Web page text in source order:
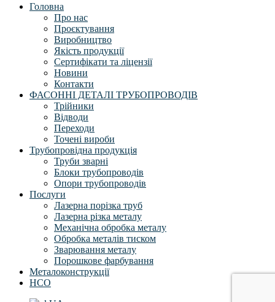
Головна
Про нас
Проєктування
Виробництво
Якість продукції
Сертифікати та ліцензії
Новини
Контакти
ФАСОННІ ДЕТАЛІ ТРУБОПРОВОДІВ
Трійники
Відводи
Переходи
Точені вироби
Трубопровідна продукція
Труби зварні
Блоки трубопроводів
Опори трубопроводів
Послуги
Лазерна порізка труб
Лазерна різка металу
Механічна обробка металу
Обробка металів тиском
Зварювання металу
Порошкове фарбування
Металоконструкції
НСО